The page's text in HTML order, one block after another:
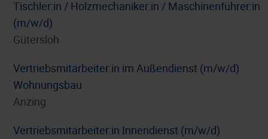
Tischler:in / Holzmechaniker:in / Maschinenführer:in
(m/w/d)
Gütersloh
Vertriebsmitarbeiter:in im Außendienst (m/w/d)
Wohnungsbau
Anzing
Vertriebsmitarbeiter:in Innendienst (m/w/d)